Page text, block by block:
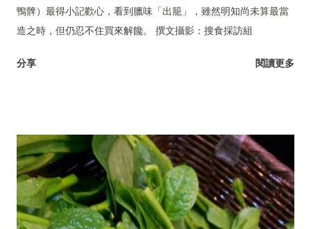
鴨髀）最得小記歡心，看到臘味「出籠」，雖然明知尚未算最當
造之時，但仍忍不住買來解饞。 撰文攝影：搜食採訪組
分享 閱讀更多